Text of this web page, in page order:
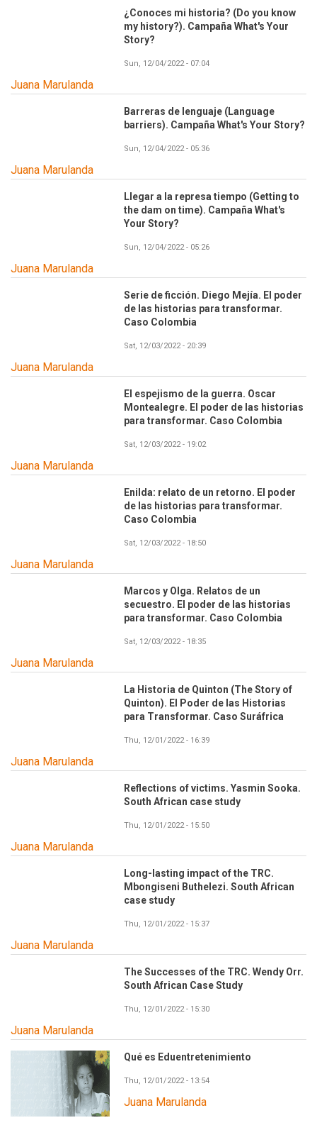
¿Conoces mi historia? (Do you know
my history?). Campaña What's Your
Story?
Sun, 12/04/2022 - 07:04
Juana Marulanda
Barreras de lenguaje (Language
barriers). Campaña What's Your Story?
Sun, 12/04/2022 - 05:36
Juana Marulanda
Llegar a la represa tiempo (Getting to
the dam on time). Campaña What's
Your Story?
Sun, 12/04/2022 - 05:26
Juana Marulanda
Serie de ficción. Diego Mejía. El poder
de las historias para transformar.
Caso Colombia
Sat, 12/03/2022 - 20:39
Juana Marulanda
El espejismo de la guerra. Oscar
Montealegre. El poder de las historias
para transformar. Caso Colombia
Sat, 12/03/2022 - 19:02
Juana Marulanda
Enilda: relato de un retorno. El poder
de las historias para transformar.
Caso Colombia
Sat, 12/03/2022 - 18:50
Juana Marulanda
Marcos y Olga. Relatos de un
secuestro. El poder de las historias
para transformar. Caso Colombia
Sat, 12/03/2022 - 18:35
Juana Marulanda
La Historia de Quinton (The Story of
Quinton). El Poder de las Historias
para Transformar. Caso Suráfrica
Thu, 12/01/2022 - 16:39
Juana Marulanda
Reflections of victims. Yasmin Sooka.
South African case study
Thu, 12/01/2022 - 15:50
Juana Marulanda
Long-lasting impact of the TRC.
Mbongiseni Buthelezi. South African
case study
Thu, 12/01/2022 - 15:37
Juana Marulanda
The Successes of the TRC. Wendy Orr.
South African Case Study
Thu, 12/01/2022 - 15:30
Juana Marulanda
Qué es Eduentretenimiento
Thu, 12/01/2022 - 13:54
Juana Marulanda